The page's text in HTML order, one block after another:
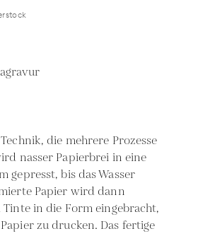
die mehrere Prozesse
nasser Papierbrei in eine
gepresst, bis das Wasser
Papier wird dann
in die Form eingebracht,
zu drucken. Das fertige